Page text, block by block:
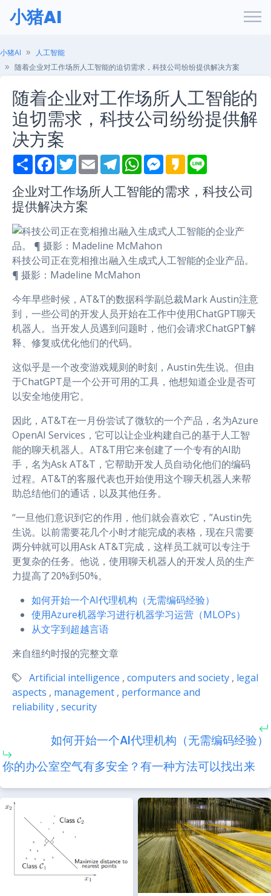
小猪AI
小猪AI
人工智能
随着企业对工作场所人工智能的迫切需求，科技公司纷纷提供解决方案
随着企业对工作场所人工智能的
迫切需求，科技公司纷纷提供解
决方案
S
h
r
e
F
a
e
b
o
k
T
w
t
t
e
E
m
i
l
T
e
e
g
m
W
h
t
s
p
M
e
s
e
e
r
K
a
a
o
e
企业对工作场所人工智能的需求，科技公司
提供解决方案
科技公司正在竞相推出融入生成式人工智能的企业产品。
¶ 摄影：Madeline McMahon
今年早些时候，AT&T的数据科学副总裁Mark Austin注意
到，一些公司的开发人员开始在工作中使用ChatGPT聊天
机器人。当开发人员遇到问题时，他们会请求ChatGPT解
释、修复或优化他们的代码。
这似乎是一个改变游戏规则的时刻，Austin先生说。但由
于ChatGPT是一个公开可用的工具，他想知道企业是否可
以安全地使用它。
因此，AT&T在一月份尝试了微软的一个产品，名为Azure
OpenAI Services，它可以让企业构建自己的基于人工智
能的聊天机器人。AT&T用它来创建了一个专有的AI助
手，名为Ask AT&T，它帮助开发人员自动化他们的编码
过程。AT&T的客服代表也开始使用这个聊天机器人来帮
助总结他们的通话，以及其他任务。
“一旦他们意识到它的作用，他们就会喜欢它，”Austin先
生说。以前需要花几个小时才能完成的表格，现在只需要
两分钟就可以用Ask AT&T完成，这样员工就可以专注于
更复杂的任务。他说，使用聊天机器人的开发人员的生产
力提高了20%到50%。
如何开始一个AI代理机构（无需编码经验）
使用Azure机器学习进行机器学习运营（MLOPs）
从文字到超越言语
来自纽约时报的完整文章
Artificial intelligence , computers and society , legal
aspects , management , performance and
reliability , security
如何开始一个AI代理机构（无需编码经验）
你的办公室空气有多安全？有一种方法可以找出来